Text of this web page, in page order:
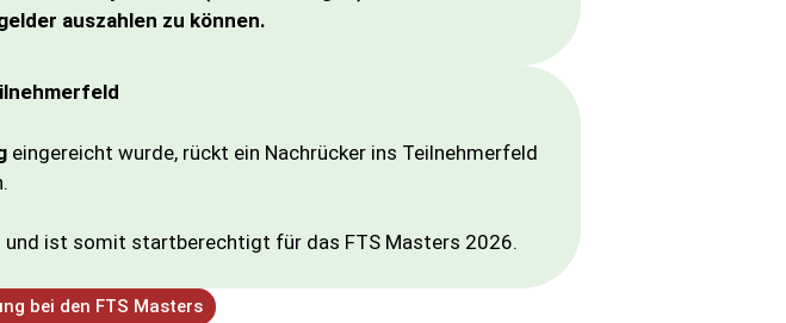
auszahlen zu können.
eingereicht wurde, rückt ein Nachrücker ins Teilnehmerfeld
ist somit startberechtigt für das FTS Masters 2026.
bei den FTS Masters